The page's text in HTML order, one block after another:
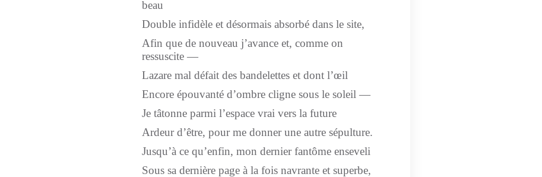
beau
Double infidèle et désormais absorbé dans le site,
Afin que de nouveau j’avance et, comme on
ressuscite —
Lazare mal défait des bandelettes et dont l’œil
Encore épouvanté d’ombre cligne sous le soleil —
Je tâtonne parmi l’espace vrai vers la future
Ardeur d’être, pour me donner une autre sépulture.
Jusqu’à ce qu’enfin, mon dernier fantôme enseveli
Sous sa dernière page à la fois navrante et superbe,